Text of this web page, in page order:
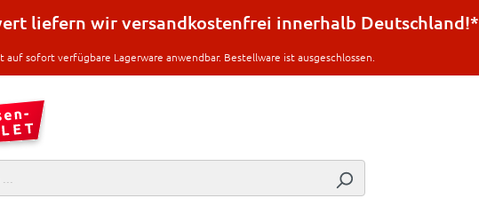
liefern wir versandkostenfrei innerhalb Deutschland!*
auf sofort verfügbare Lagerware anwendbar. Bestellware ist ausgeschlossen.